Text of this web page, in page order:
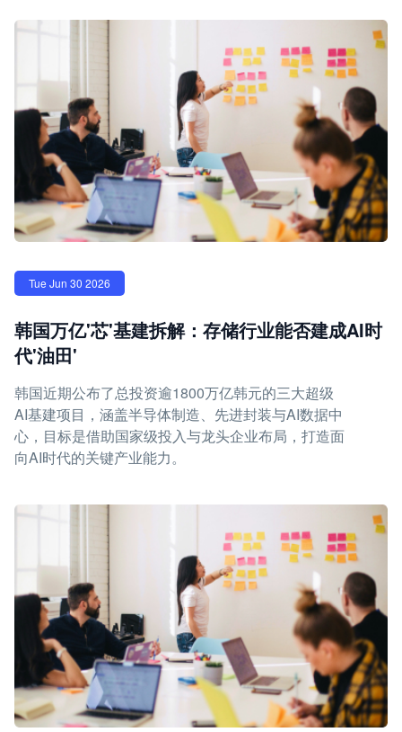
Tue Jun 30 2026
韩国万亿'芯'基建拆解：存储行业能否建成AI时
代'油田'
韩国近期公布了总投资逾1800万亿韩元的三大超级
AI基建项目，涵盖半导体制造、先进封装与AI数据中
心，目标是借助国家级投入与龙头企业布局，打造面
向AI时代的关键产业能力。